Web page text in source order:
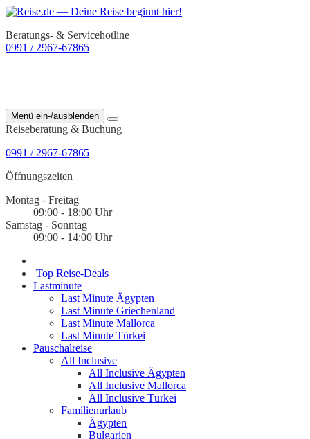
Beratungs- & Servicehotline
0991 / 2967-67865
Menü ein-/ausblenden
Reiseberatung & Buchung
0991 / 2967-67865
Öffnungszeiten
Montag - Freitag
09:00 - 18:00 Uhr
Samstag - Sonntag
09:00 - 14:00 Uhr
Top Reise-Deals
Lastminute
Last Minute Ägypten
Last Minute Griechenland
Last Minute Mallorca
Last Minute Türkei
Pauschalreise
All Inclusive
All Inclusive Ägypten
All Inclusive Mallorca
All Inclusive Türkei
Familienurlaub
Ägypten
Bulgarien